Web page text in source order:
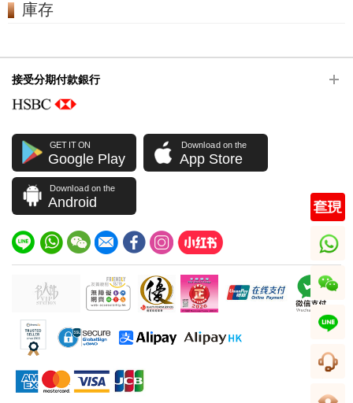
庫存
接受分期付款銀行
GET IT ON
Google Play
Download on the
App Store
Download on the
Android
whatsapp